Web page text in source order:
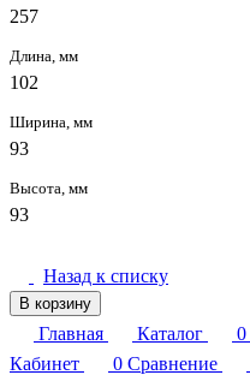
257
Длина, мм
102
Ширина, мм
93
Высота, мм
93
Назад к списку
В корзину
Главная Каталог 0
Кабинет
0 Сравнение